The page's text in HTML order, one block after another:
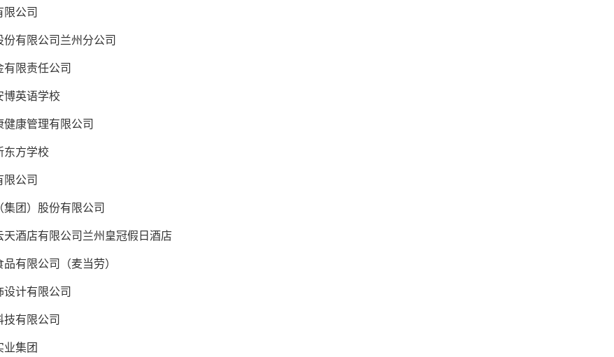
公司
有限公司兰州分公司
限责任公司
英语学校
康管理有限公司
方学校
公司
团）股份有限公司
酒店有限公司兰州皇冠假日酒店
有限公司（麦当劳）
计有限公司
有限公司
集团